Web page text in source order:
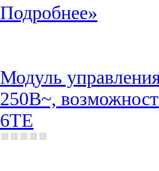
Подробнее»
Модуль
250В~,
6TE